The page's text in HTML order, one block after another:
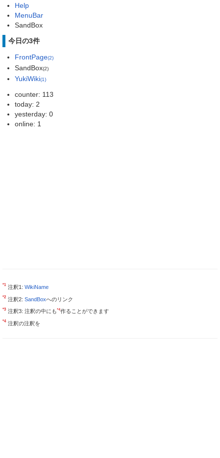
Help
MenuBar
SandBox
今日の3件
FrontPage(2)
SandBox(2)
YukiWiki(1)
counter: 113
today: 2
yesterday: 0
online: 1
*1 注釈1: WikiName
*2 注釈2: SandBoxへのリンク
*3 注釈3: 注釈の中にも*4作ることができます
*4 注釈の注釈を